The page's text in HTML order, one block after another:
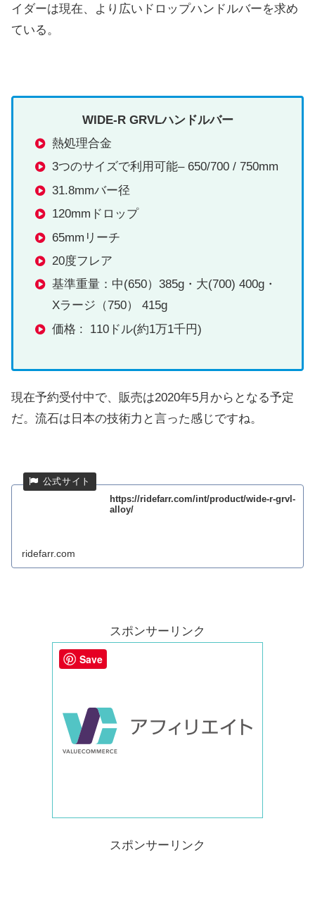
イダーは現在、より広いドロップハンドルバーを求め
ている。
WIDE-R GRVLハンドルバー
熱処理合金
3つのサイズで利用可能– 650/700 / 750mm
31.8mmバー径
120mmドロップ
65mmリーチ
20度フレア
基準重量：中(650）385g・大(700) 400g・
Xラージ（750） 415g
価格 : 110ドル(約1万1千円)
現在予約受付中で、販売は2020年5月からとなる予定
だ。流石は日本の技術力と言った感じですね。
https://ridefarr.com/int/product/wide-r-grvl-
alloy/
ridefarr.com
スポンサーリンク
スポンサーリンク
Save